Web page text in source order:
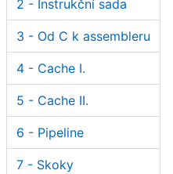
2 - Instrukční sada
3 - Od C k assembleru
4 - Cache I.
5 - Cache II.
6 - Pipeline
7 - Skoky